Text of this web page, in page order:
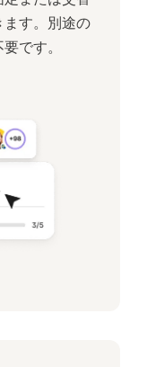
ます。別途の
です。